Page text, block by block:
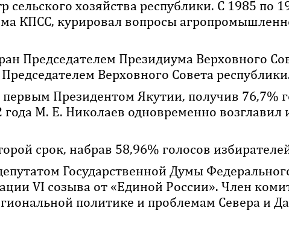
хозяйства республики. С 1985 по
КПСС, курировал вопросы
Председателем Президиума Верховного
Верховного Совета
первым Президентом Якутии, получив 76,7%
года М. Е. Николаев одновременно возглавил
срок, набрав 58,96% голосов
Государственной Думы
VI созыва от «Единой России». Член
политике и проблемам Севера и